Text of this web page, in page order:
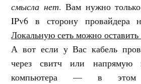
смысла нет. Вам нужно только
IPv6 в сторону провайдера
Локальную сеть можно
А вот если у Вас кабель
через свитч или напрямую
компьютера — в этом